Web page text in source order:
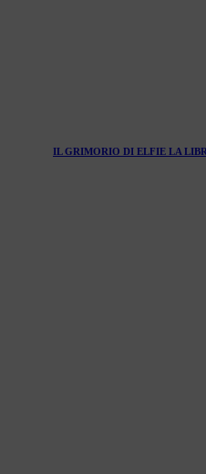
IL GRIMORIO DI ELFIE LA